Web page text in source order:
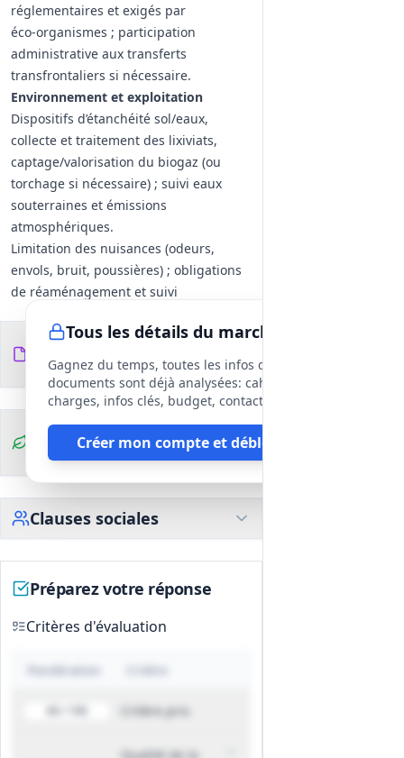
réglementaires et exigés par
éco‑organismes ; participation
administrative aux transferts
transfrontaliers si nécessaire.
Environnement et exploitation
Dispositifs d’étanchéité sol/eaux,
collecte et traitement des lixiviats,
captage/valorisation du biogaz (ou
torchage si nécessaire) ; suivi eaux
souterraines et émissions
atmosphériques.
Limitation des nuisances (odeurs,
envols, bruit, poussières) ; obligations
de réaménagement et suivi
Mémoire technique attendu
Description détaillée du site, capacités
autorisées et disponibles, procédé de
traitement, capacités dédiées
annuelles/journalières, organisation
des flux et plan de circulation, moyens
humains et matériels, procédures de
gestion des non‑conformités, formats
et périodicité du reporting.
Tous les détails du marché
Gagnez du temps, toutes les infos des
documents sont déjà analysées: cahier des
charges, infos clés, budget, contact, etc
Créer mon compte et débloquer
Documents du
DCE
fichiers
Clauses
environnementales
Clauses sociales
Préparez votre réponse
Critères d'évaluation
Pondération Critère
Critère prix